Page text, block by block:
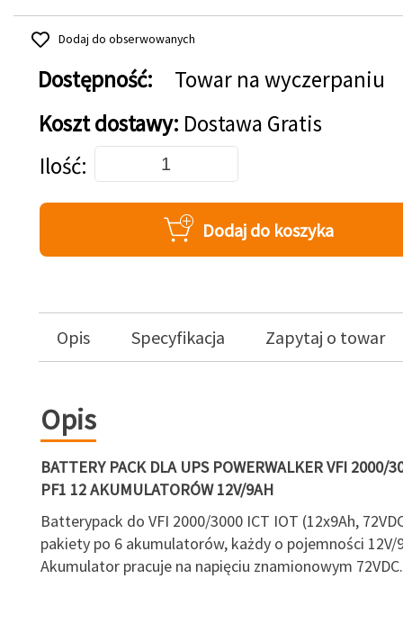
Dodaj do obserwowanych
Dostępność:
Towar na wyczerpaniu
Koszt dostawy: Dostawa Gratis
Dodaj do koszyka
Ilość
Dodaj do koszyka
Opis Specyfikacja Zapytaj o towar
Opis
BATTERY PACK DLA UPS POWERWALKER VFI 2000/
PF1 12 AKUMULATORÓW 12V/9AH
Batterypack do VFI 2000/3000 ICT IOT (12x9Ah,
pakiety po 6 akumulatorów, każdy o pojemności 12V/
Akumulator pracuje na napięciu znamionowym 72VDC.